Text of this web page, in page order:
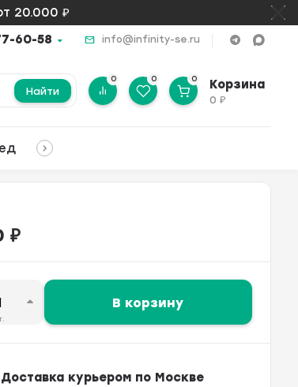
20.000 ₽
60-58 info@infinity-se.ru
Найти
0 0 0 Корзина
0₽
₽
В корзину
Доставка курьером по Москве